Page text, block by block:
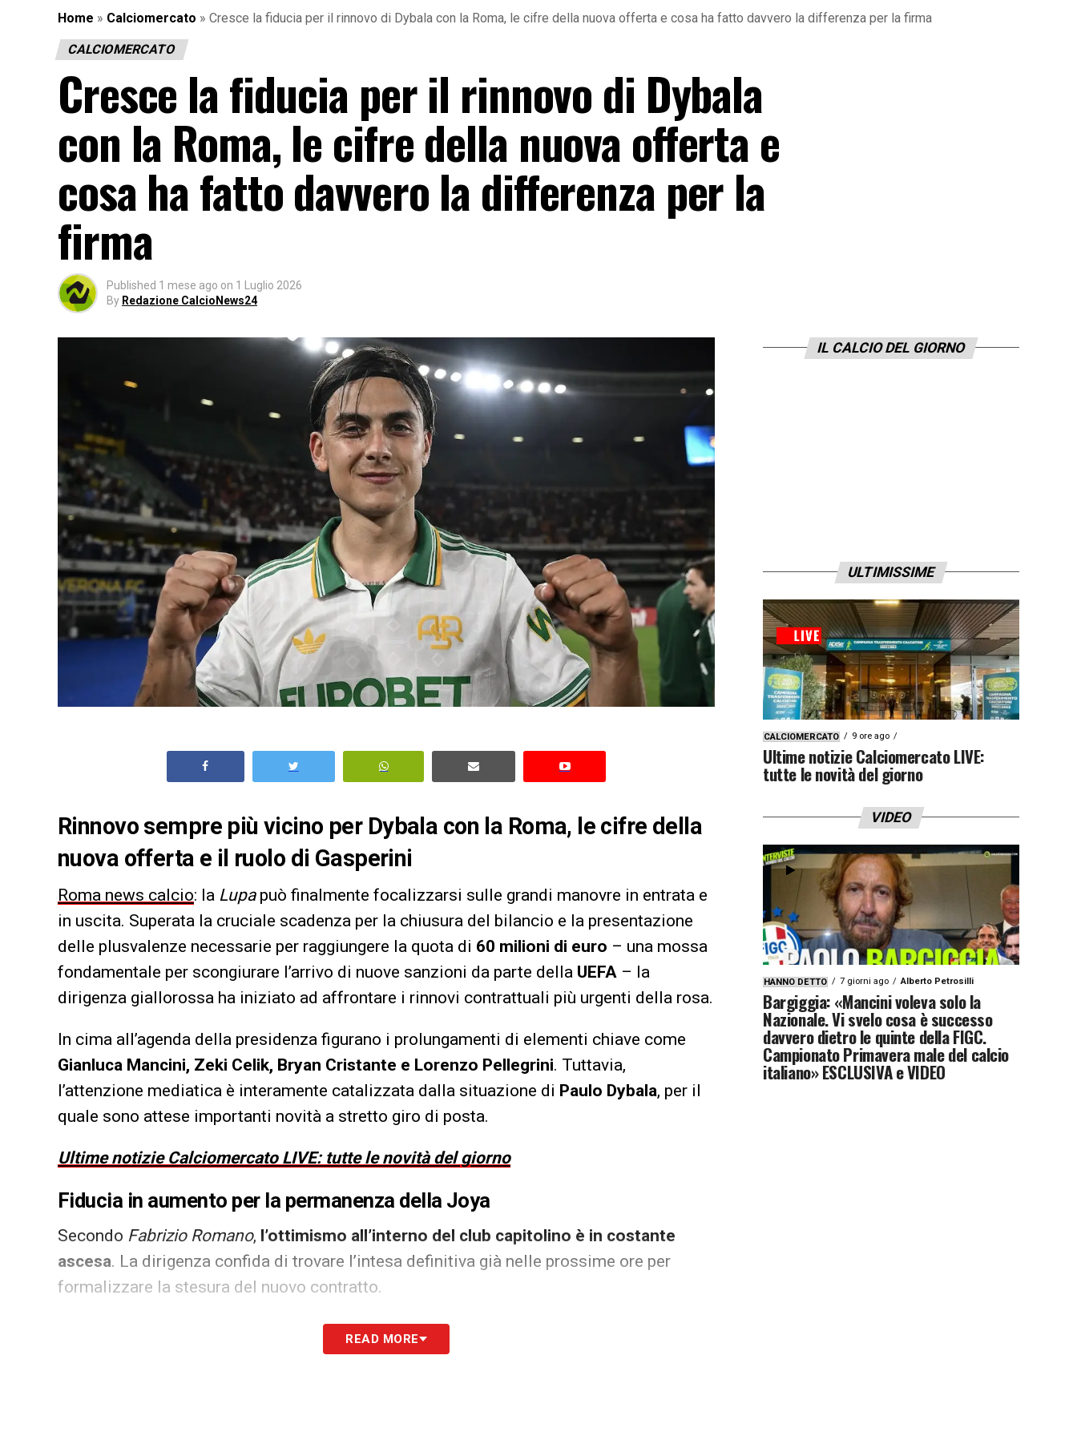
Home » Calciomercato » Cresce la fiducia per il rinnovo di Dybala con la Roma, le cifre della nuova offerta e cosa ha fatto davvero la differenza per la firma
CALCIOMERCATO
Cresce la fiducia per il rinnovo di Dybala
con la Roma, le cifre della nuova offerta e
cosa ha fatto davvero la differenza per la
firma
Published 1 mese ago on 1 Luglio 2026
By Redazione CalcioNews24
Rinnovo sempre più vicino per Dybala con la Roma, le cifre della
nuova offerta e il ruolo di Gasperini
Roma news calcio: la Lupa può finalmente focalizzarsi sulle grandi manovre in entrata e
in uscita. Superata la cruciale scadenza per la chiusura del bilancio e la presentazione
delle plusvalenze necessarie per raggiungere la quota di 60 milioni di euro – una mossa
fondamentale per scongiurare l’arrivo di nuove sanzioni da parte della UEFA – la
dirigenza giallorossa ha iniziato ad affrontare i rinnovi contrattuali più urgenti della rosa.
In cima all’agenda della presidenza figurano i prolungamenti di elementi chiave come
Gianluca Mancini, Zeki Celik, Bryan Cristante e Lorenzo Pellegrini. Tuttavia,
l’attenzione mediatica è interamente catalizzata dalla situazione di Paulo Dybala, per il
quale sono attese importanti novità a stretto giro di posta.
Ultime notizie Calciomercato LIVE: tutte le novità del giorno
Fiducia in aumento per la permanenza della Joya
Secondo Fabrizio Romano, l’ottimismo all’interno del club capitolino è in costante
ascesa. La dirigenza confida di trovare l’intesa definitiva già nelle prossime ore per
formalizzare la stesura del nuovo contratto.
I termini economici dell’accordo saranno sensibilmente differenti rispetto al vincolo
precedente, scaduto formalmente soltanto poche ore fa. Nella sua passata esperienza
READ MORE
IL CALCIO DEL GIORNO
ULTIMISSIME
CALCIOMERCATO 9 ore ago
Ultime notizie Calciomercato LIVE:
tutte le novità del giorno
VIDEO
HANNO DETTO 7 giorni ago Alberto Petrosilli
Bargiggia: «Mancini voleva solo la
Nazionale. Vi svelo cosa è successo
davvero dietro le quinte della FIGC.
Campionato Primavera male del calcio
italiano» ESCLUSIVA e VIDEO